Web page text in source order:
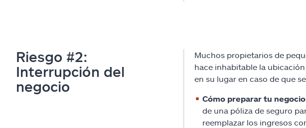
Riesgo #2:
Interrupción del
negocio
Muchos propietarios de
hace inhabitable la
en su lugar en caso de que
Cómo preparar tu
de una póliza de seguro
reemplazar los ingresos